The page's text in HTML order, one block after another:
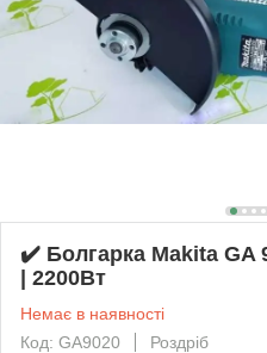
✔️ Болгарка Makita GA
| 2200Вт
Немає в наявності
Код: GA9020
Роздріб